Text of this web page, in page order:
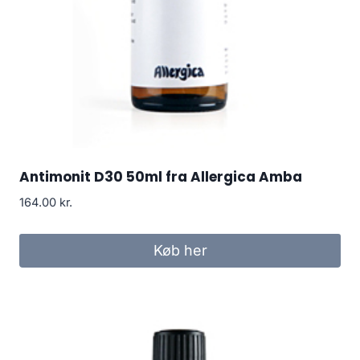
Antimonit D30 50ml fra Allergica Amba
164.00 kr.
Køb her